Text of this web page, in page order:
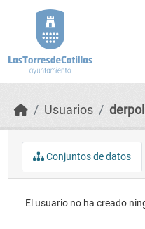
Usuarios derpol
Conjuntos de datos
El usuario no ha creado